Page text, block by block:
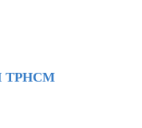
TPHCM